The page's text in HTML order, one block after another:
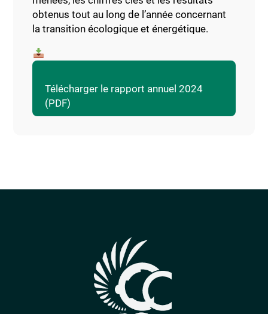
obtenus tout au long de l’année concernant
la transition écologique et énergétique.
Télécharger le rapport annuel 2024
(PDF)